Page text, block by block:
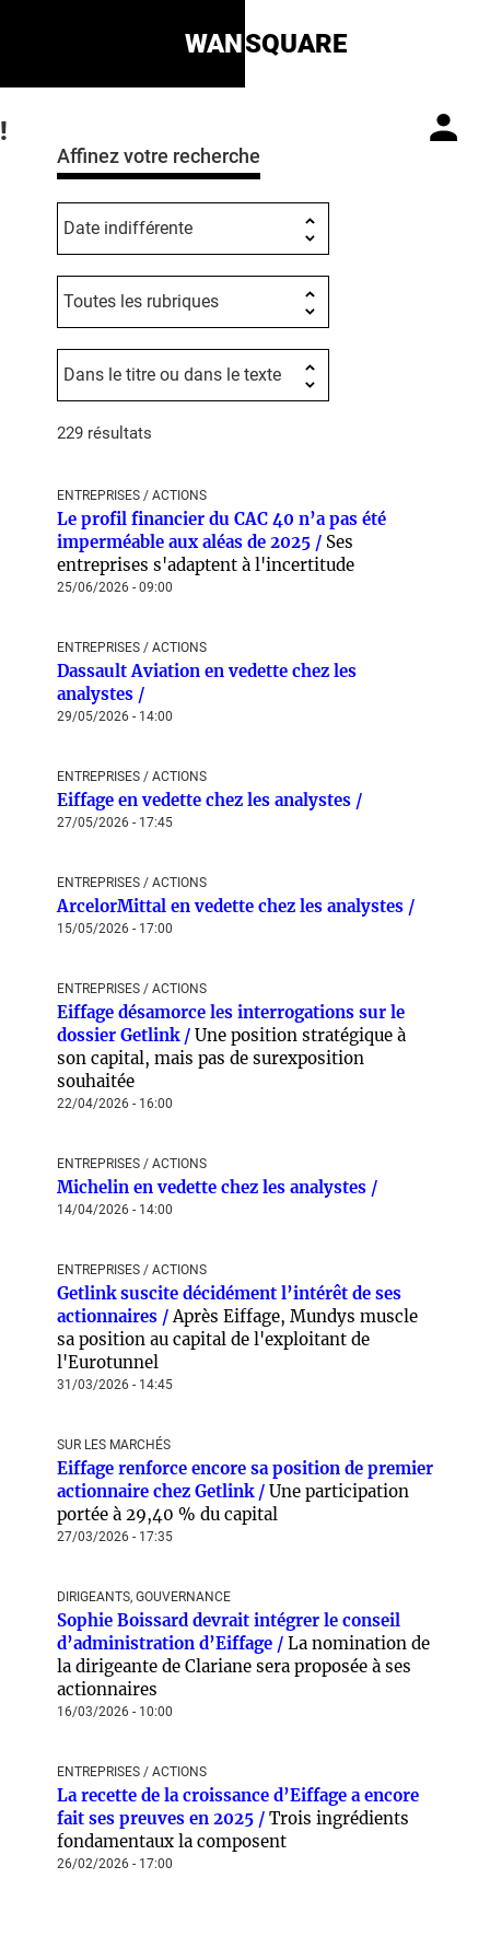
WANSQUARE
!
Affinez votre recherche
229 résultats
ENTREPRISES / ACTIONS
Le profil financier du CAC 40 n’a pas été
imperméable aux aléas de 2025 / Ses
entreprises s'adaptent à l'incertitude
25/06/2026 - 09:00
ENTREPRISES / ACTIONS
Dassault Aviation en vedette chez les
analystes /
29/05/2026 - 14:00
ENTREPRISES / ACTIONS
Eiffage en vedette chez les analystes /
27/05/2026 - 17:45
ENTREPRISES / ACTIONS
ArcelorMittal en vedette chez les analystes /
15/05/2026 - 17:00
ENTREPRISES / ACTIONS
Eiffage désamorce les interrogations sur le
dossier Getlink / Une position stratégique à
son capital, mais pas de surexposition
souhaitée
22/04/2026 - 16:00
ENTREPRISES / ACTIONS
Michelin en vedette chez les analystes /
14/04/2026 - 14:00
ENTREPRISES / ACTIONS
Getlink suscite décidément l’intérêt de ses
actionnaires /Après Eiffage, Mundys muscle
sa position au capital de l'exploitant de
l'Eurotunnel
31/03/2026 - 14:45
SUR LES MARCHÉS
Eiffage renforce encore sa position de premier
actionnaire chez Getlink / Une participation
portée à 29,40 % du capital
27/03/2026 - 17:35
DIRIGEANTS, GOUVERNANCE
Sophie Boissard devrait intégrer le conseil
d’administration d’Eiffage / La nomination de
la dirigeante de Clariane sera proposée à ses
actionnaires
16/03/2026 - 10:00
ENTREPRISES / ACTIONS
La recette de la croissance d’Eiffage a encore
fait ses preuves en 2025 / Trois ingrédients
fondamentaux la composent
26/02/2026 - 17:00